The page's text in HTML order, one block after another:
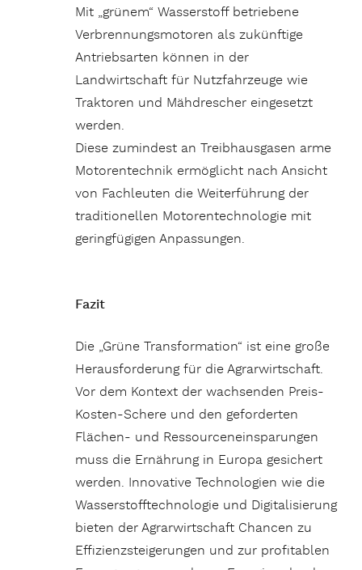
Mit „grünem“ Wasserstoff betriebene
Verbrennungsmotoren als zukünftige
Antriebsarten können in der
Landwirtschaft für Nutzfahrzeuge wie
Traktoren und Mähdrescher eingesetzt
werden.
Diese zumindest an Treibhausgasen arme
Motorentechnik ermöglicht nach Ansicht
von Fachleuten die Weiterführung der
traditionellen Motorentechnologie mit
geringfügigen Anpassungen.
Fazit
Die „Grüne Transformation“ ist eine große
Herausforderung für die Agrarwirtschaft.
Vor dem Kontext der wachsenden Preis-
Kosten-Schere und den geforderten
Flächen- und Ressourceneinsparungen
muss die Ernährung in Europa gesichert
werden. Innovative Technologien wie die
Wasserstofftechnologie und Digitalisierung
bieten der Agrarwirtschaft Chancen zu
Effizienzsteigerungen und zur profitablen